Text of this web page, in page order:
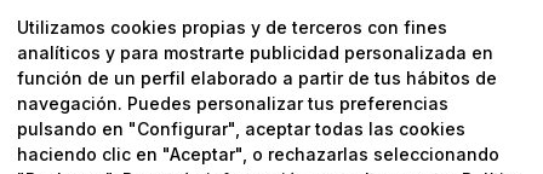
© 2026 Digital Marketing Lanzarote ·Marketing estratégico y
Utilizamos cookies propias y de terceros con fines
analíticos y para mostrarte publicidad personalizada en
función de un perfil elaborado a partir de tus hábitos de
navegación. Puedes personalizar tus preferencias
pulsando en "Configurar", aceptar todas las cookies
haciendo clic en "Aceptar", o rechazarlas seleccionando